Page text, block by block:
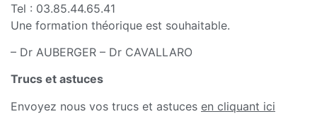
Tel : 03.85.44.65.41
Une formation théorique est souhaitable.
– Dr AUBERGER – Dr CAVALLARO
Trucs et astuces
Envoyez nous vos trucs et astuces en cliquant ici